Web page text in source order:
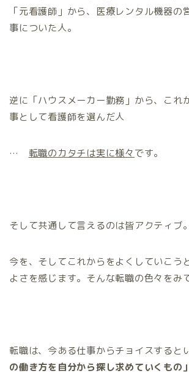
「元看護師」から、医療レンタル機器の
事についた人。
逆に「ハウスメーカー勤務」から、これ
事として看護師を選んだ人
… 転職のカタチは実に様々です。
そして共通して言えるのは皆アクティブ。
今を、そしてこれからをよくしていこう
よさを感じます。そんな転職の色々をみ
転職は、今ある仕事からチョイスすると
の働き方を自分から探し求めていくもの」